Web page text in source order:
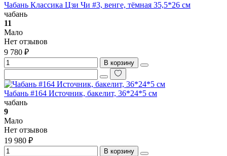
Чабань Классика Цзи Чи #3, венге, тёмная 35,5*26 см
чабань
11
Мало
Нет отзывов
9 780 ₽
В корзину
Чабань #164 Источник, бакелит, 36*24*5 см
чабань
9
Мало
Нет отзывов
19 980 ₽
В корзину